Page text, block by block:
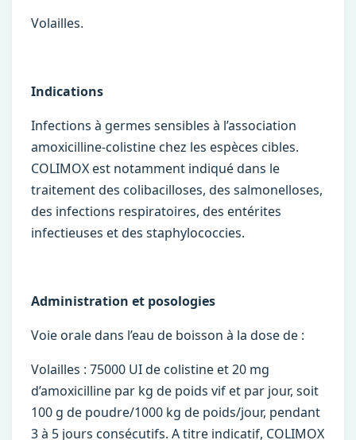
Volailles.
Indications
Infections à germes sensibles à l’association
amoxicilline-colistine chez les espèces cibles.
COLIMOX est notamment indiqué dans le
traitement des colibacilloses, des salmonelloses,
des infections respiratoires, des entérites
infectieuses et des staphylococcies.
Administration et posologies
Voie orale dans l’eau de boisson à la dose de :
Volailles : 75000 UI de colistine et 20 mg
d’amoxicilline par kg de poids vif et par jour, soit
100 g de poudre/1000 kg de poids/jour, pendant
3 à 5 jours consécutifs. A titre indicatif, COLIMOX